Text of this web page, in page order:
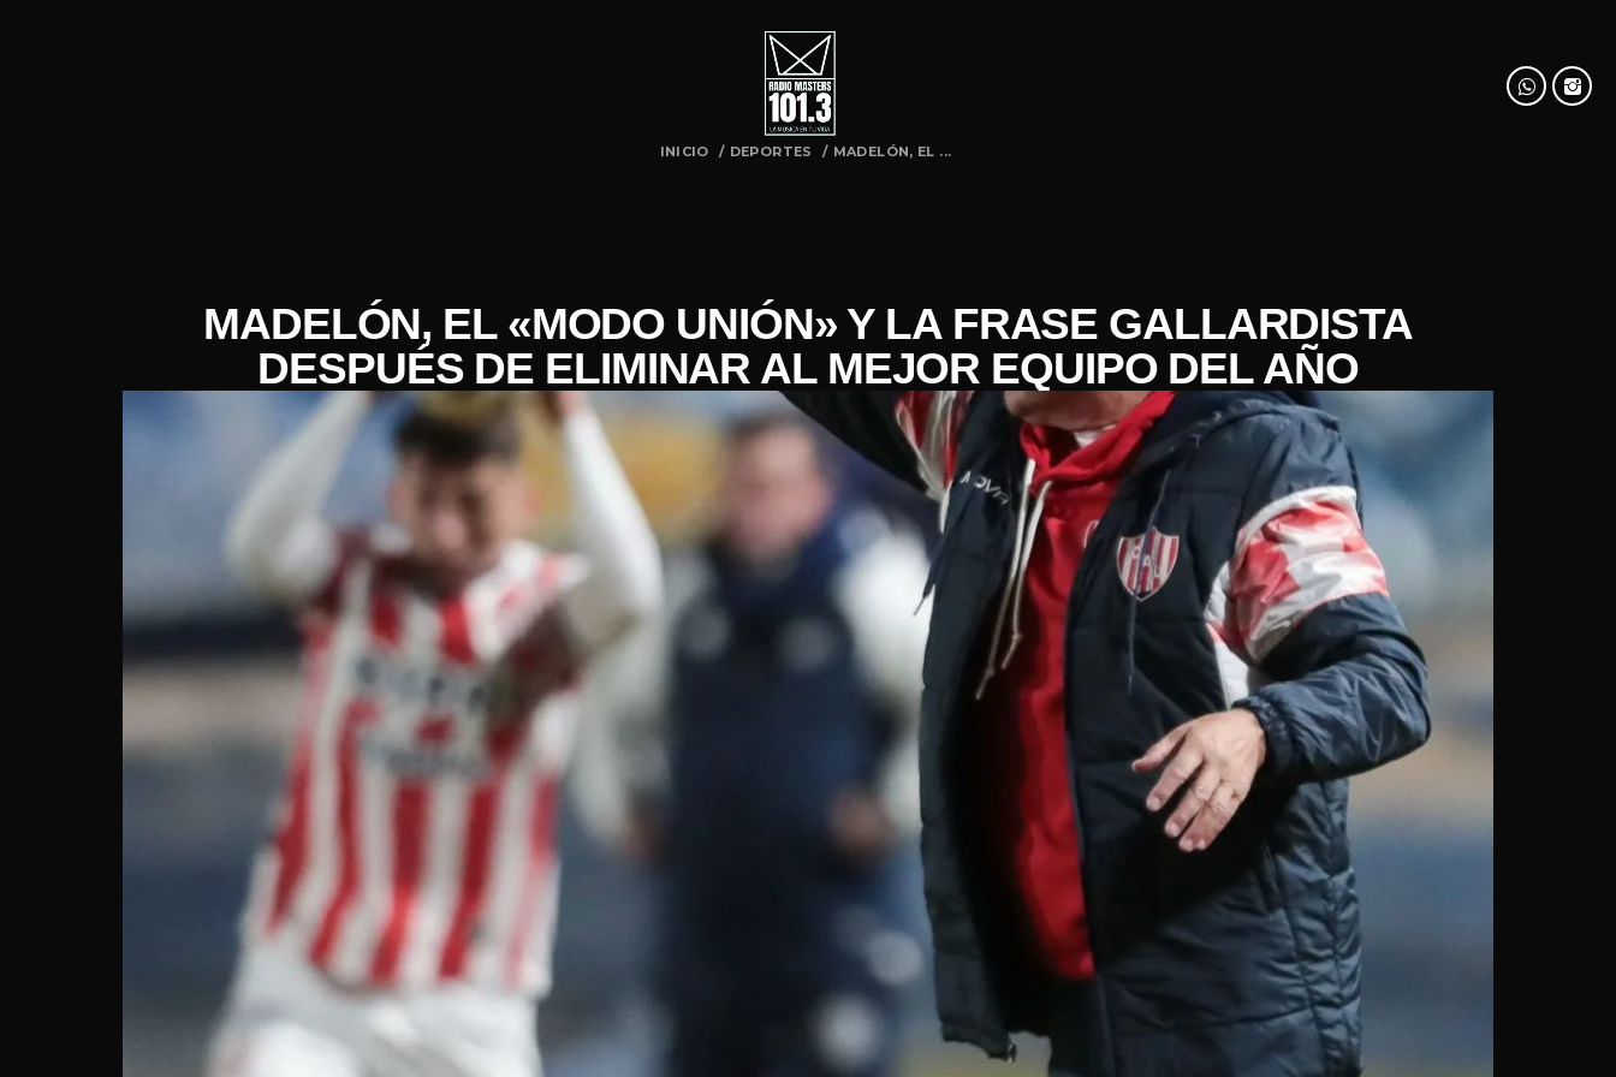
INICIO / DEPORTES / MADELÓN, EL ...
MADELÓN, EL «MODO UNIÓN» Y LA FRASE GALLARDISTA
DESPUÉS DE ELIMINAR AL MEJOR EQUIPO DEL AÑO